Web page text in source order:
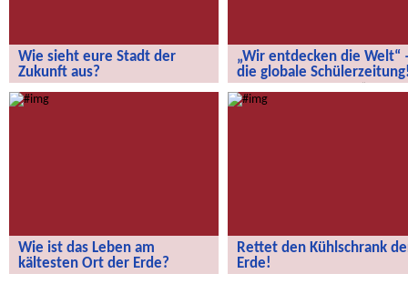
Wie sieht eure Stadt der
Zukunft aus?
„Wir entdecken die Welt“
die globale
globale Schülerzeitung!
Wie ist das Leben am
kältesten Ort der Erde?
Rettet den Kühlschrank
Erde!